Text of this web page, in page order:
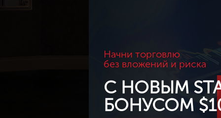
Начни торговлю
без вложений и риска
С НОВЫМ
БОНУСОМ